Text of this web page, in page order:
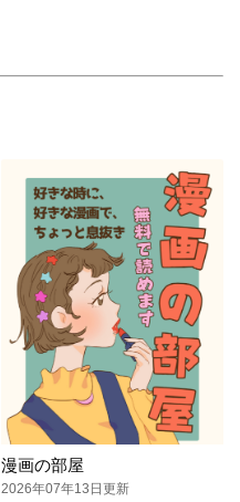
漫画の部屋
2026年07年13日更新